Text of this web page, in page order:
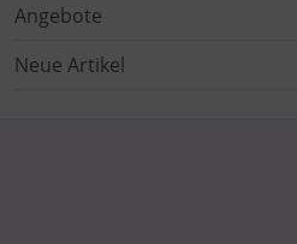
Angebote
Neue Artikel